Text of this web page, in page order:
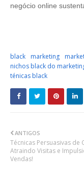
negócio online
black marketing
nichos black do
ténicas black
ANTIGOS
Técnicas Persuasivas de
Atraindo Visitas e
Vendas!